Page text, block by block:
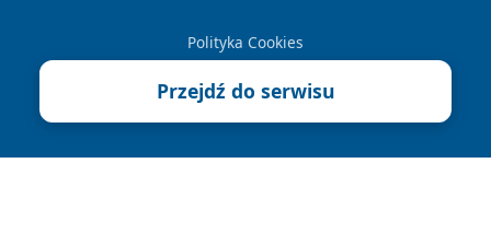
Polityka Cookies
Przejdź do serwisu